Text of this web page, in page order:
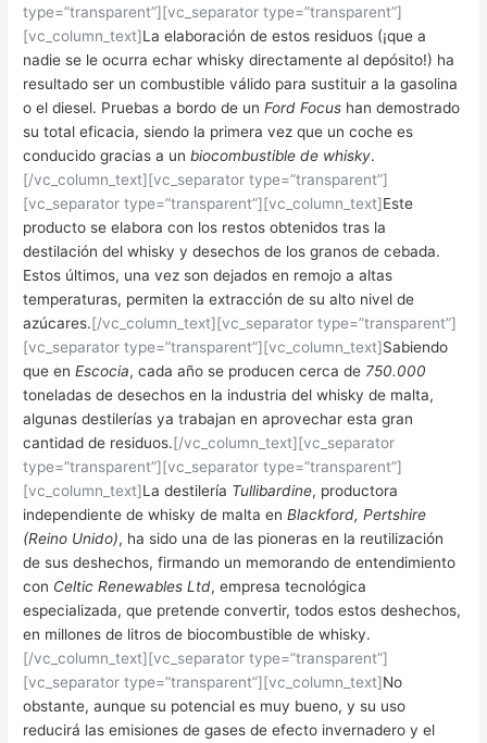
type=”transparent”][vc_separator type=”transparent”]
[vc_column_text]La elaboración de estos residuos (¡que a
nadie se le ocurra echar whisky directamente al depósito!) ha
resultado ser un combustible válido para sustituir a la gasolina
o el diesel. Pruebas a bordo de unFord Focus han demostrado
su total eficacia, siendo la primera vez que un coche es
conducido gracias a unbiocombustible de whisky.
[/vc_column_text][vc_separator type=”transparent”]
[vc_separator type=”transparent”][vc_column_text]Este
producto se elabora con los restos obtenidos tras la
destilación del whisky y desechos de los granos de cebada.
Estos últimos, una vez son dejados en remojo a altas
temperaturas, permiten la extracción de su alto nivel de
azúcares.[/vc_column_text][vc_separator type=”transparent”]
[vc_separator type=”transparent”][vc_column_text]Sabiendo
que enEscocia, cada año se producen cerca de 750.000
toneladas de desechos en la industria del whisky de malta,
algunas destilerías ya trabajan en aprovechar esta gran
cantidad de residuos.[/vc_column_text][vc_separator
type=”transparent”][vc_separator type=”transparent”]
[vc_column_text]La destilería Tullibardine, productora
independiente de whisky de malta enBlackford, Pertshire
(Reino Unido), ha sido una de las pioneras en la reutilización
de sus deshechos, firmando un memorando de entendimiento
con Celtic Renewables Ltd, empresa tecnológica
especializada, que pretende convertir, todos estos deshechos,
en millones de litros de biocombustible de whisky.
[/vc_column_text][vc_separator type=”transparent”]
[vc_separator type=”transparent”][vc_column_text]No
obstante, aunque su potencial es muy bueno, y su uso
reducirá las emisiones de gases de efecto invernadero y el